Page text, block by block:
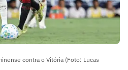
contra o Vitória (Foto: Lucas